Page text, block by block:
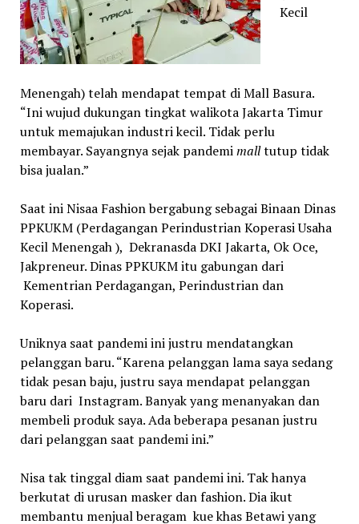
Kecil
Menengah) telah mendapat tempat di Mall Basura.
“Ini wujud dukungan tingkat walikota Jakarta Timur
untuk memajukan industri kecil. Tidak perlu
membayar. Sayangnya sejak pandemimalltutup tidak
bisa jualan.”
Saat ini Nisaa Fashion bergabung sebagai Binaan Dinas
PPKUKM (Perdagangan Perindustrian Koperasi Usaha
Kecil Menengah ), Dekranasda DKI Jakarta, Ok Oce,
Jakpreneur. Dinas PPKUKM itu gabungan dari
Kementrian Perdagangan, Perindustrian dan
Koperasi.
Uniknya saat pandemi ini justru mendatangkan
pelanggan baru. “Karena pelanggan lama saya sedang
tidak pesan baju, justru saya mendapat pelanggan
baru dari Instagram. Banyak yang menanyakan dan
membeli produk saya. Ada beberapa pesanan justru
dari pelanggan saat pandemi ini.”
Nisa tak tinggal diam saat pandemi ini. Tak hanya
berkutat di urusan masker dan fashion. Dia ikut
membantu menjual beragam kue khas Betawi yang